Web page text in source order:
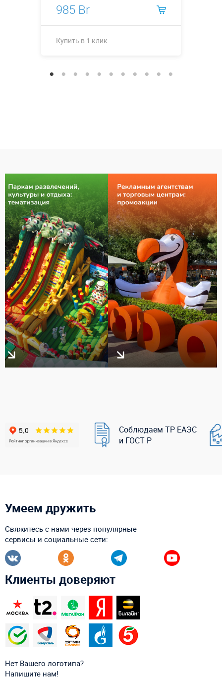
985 Br
Купить в 1 клик
Соблюдаем ТР ЕАЭС
и ГОСТ Р
Умеем дружить
Свяжитесь с нами через популярные
сервисы и социальные сети:
Клиенты доверяют
Нет Вашего логотипа?
Напишите нам!